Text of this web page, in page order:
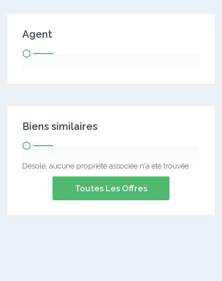
Agent
Biens similaires
Désolé, aucune propriété associée n'a été trouvée.
Toutes Les Offres